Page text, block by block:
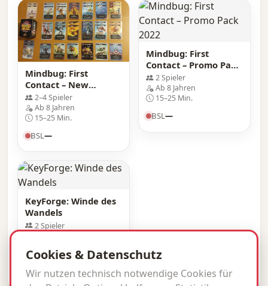
Mindbug: First
Contact – New
Servants
2–4 Spieler
Ab 8 Jahren
15–25 Min.
BSL—
Mindbug: First
Contact – Promo Pack
20222 Spieler
Ab 8 Jahren
15–25 Min.
BSL—
KeyForge: Winde des
Wandels
2 Spieler
Cookies & Datenschutz
Wir nutzen technisch notwendige Cookies für